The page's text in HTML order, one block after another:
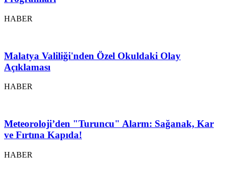
HABER
Malatya Valiliği'nden Özel Okuldaki Olay
Açıklaması
HABER
Meteoroloji’den "Turuncu" Alarm: Sağanak, Kar
ve Fırtına Kapıda!
HABER